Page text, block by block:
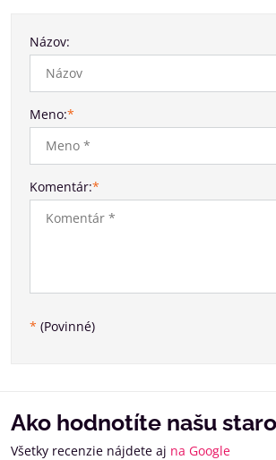
Názov:
Meno:*
Komentár:*
* (Povinné)
Ako hodnotíte našu
Všetky recenzie nájdete aj na Google